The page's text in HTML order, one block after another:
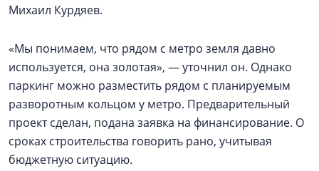
Михаил Курдяев.
«Мы понимаем, что рядом с метро земля давно
используется, она золотая», — уточнил он. Однако
паркинг можно разместить рядом с планируемым
разворотным кольцом у метро. Предварительный
проект сделан, подана заявка на финансирование. О
сроках строительства говорить рано, учитывая
бюджетную ситуацию.